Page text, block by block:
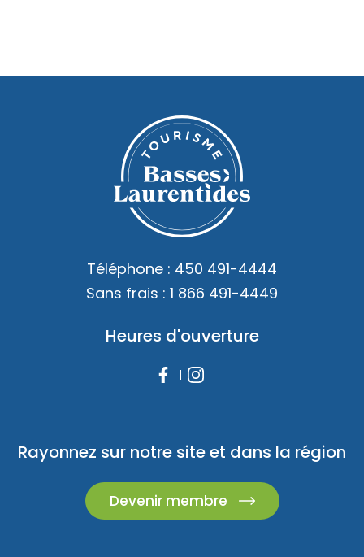
Téléphone : 450 491-4444
Sans frais : 1 866 491-4449
Heures d'ouverture
Rayonnez sur notre site et dans la région
Devenir membre